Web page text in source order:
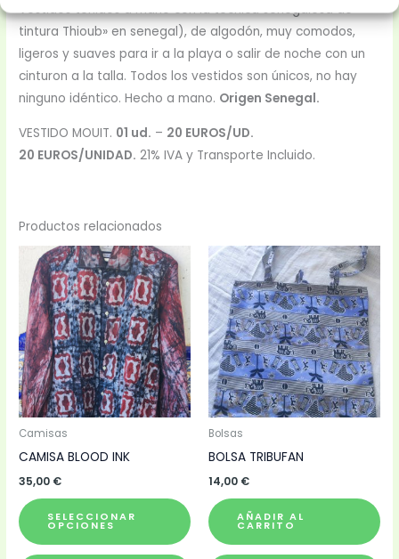
Vestidos teñidos a mano con la tecnica senegalesa de
tintura Thioub» en senegal), de algodón, muy comodos,
ligeros y suaves para ir a la playa o salir de noche con un
cinturon a la talla. Todos los vestidos son únicos, no hay
ninguno idéntico. Hecho a mano. Origen Senegal.
VESTIDO MOUIT. 01 ud. – 20 EUROS/UD.
20 EUROS/UNIDAD. 21% IVA y Transporte Incluido.
Productos relacionados
Camisas
CAMISA BLOOD INK
35,00 €
SELECCIONAR
OPCIONES
Este
producto
tiene
múltiples
variantes.
Las
opciones
se
pueden
elegir
página
Bolsas
BOLSA TRIBUFAN
14,00 €
AÑADIR AL
CARRITO